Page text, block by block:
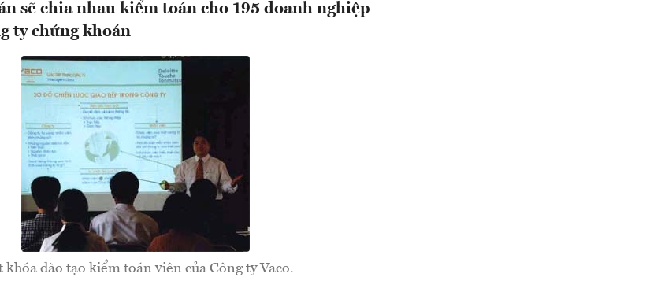
sẽ chia nhau kiểm toán cho 195 doanh nghiệp
ty chứng khoán
khóa đào tạo kiểm toán viên của Công ty Vaco.